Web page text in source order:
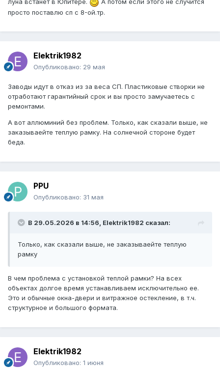
луна встанет в Юпитере.
А потом если этого не случится
просто поставлю сп с 8-ой.тр.
Elektrik1982
Опубликовано: 29 мая
Заводы идут в отказ из за веса СП. Пластиковые створки не
отработают гарантийный срок и вы просто замучаетесь с
ремонтами.
А вот аллюминий без проблем. Только, как сказали выше, не
заказываейте теплую рамку. На солнечной стороне будет
беда.
PPU
Опубликовано: 31 мая
В 29.05.2026 в 14:56, Elektrik1982 сказал:
Только, как сказали выше, не заказываейте теплую
рамку
В чем проблема с установкой теплой рамки? На всех
объектах долгое время устанавливаем исключительно ее.
Это и обычные окна-двери и витражное остекление, в т.ч.
структурное и большого формата.
Elektrik1982
Опубликовано: 1 июня